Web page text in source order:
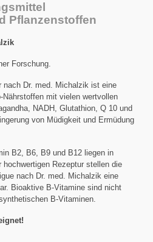
Pflanzenstoffen
Forschung.
nach Dr. med. Michalzik ist eine
Nährstoffen mit vielen wertvollen
NADH, Glutathion, Q 10 und
von Müdigkeit und Ermüdung
B2, B6, B9 und B12 liegen in
hochwertigen Rezeptur stellen die
nach Dr. med. Michalzik eine
Bioaktive B-Vitamine sind nicht
B-Vitaminen.